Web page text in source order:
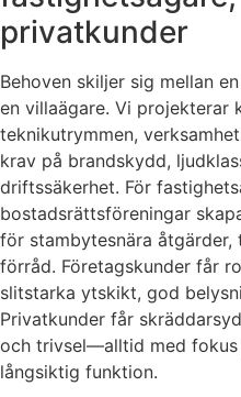
privatkunder
Behoven skiljer sig mellan
en villaägare. Vi projekterar
teknikutrymmen,
krav på brandskydd,
driftssäkerhet. För
bostadsrättsföreningar
för stambytesnära
förråd. Företagskunder får
slitstarka ytskikt, god
Privatkunder får
och trivsel—alltid med
långsiktig funktion.